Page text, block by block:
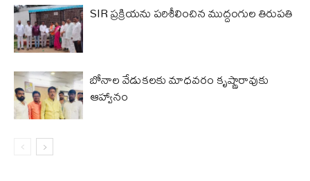
SIR ప్రక్రియను పరిశీలించిన ముద్దంగుల తిరుపతి
బోనాల వేడుకలకు మాధవరం కృష్ణారావుకు
ఆహ్వానం